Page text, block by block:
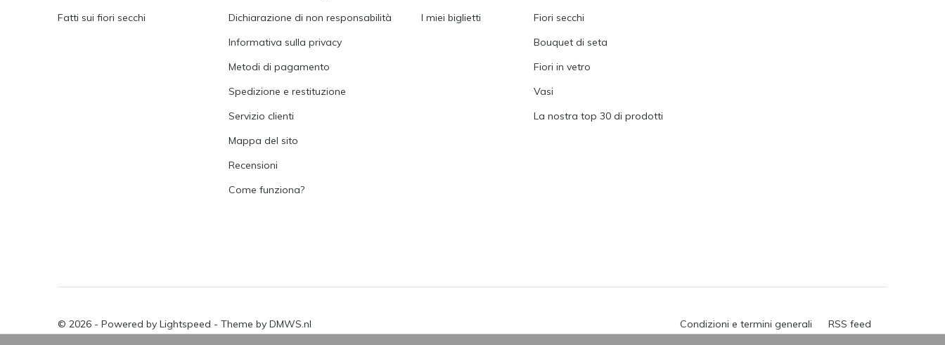
Fatti sui fiori secchi
Dichiarazione di non responsabilità
Informativa sulla privacy
Metodi di pagamento
Spedizione e restituzione
Servizio clienti
Mappa del sito
Recensioni
Come funziona?
I miei biglietti
Fiori secchi
Bouquet di seta
Fiori in vetro
Vasi
La nostra top 30 di prodotti
© 2026 - Powered by Lightspeed - Theme by DMWS.nl Condizioni e termini generali RSS feed